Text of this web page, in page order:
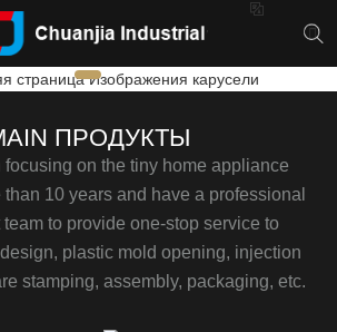

Изображения
сейчас
ПРОДУКТЫ
on the tiny home appliance
10 years and have a professional
to provide one-stop service to
plastic mold opening, injection
stamping, assembly, packaging, etc.